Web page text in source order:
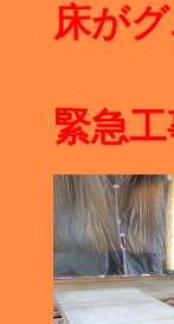
床が
緊急